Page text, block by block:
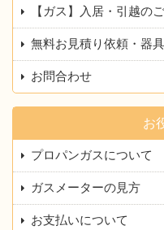
【ガス】入居・引越の
無料お見積り依頼・器
お問合わせ
お
プロパンガスについて
ガスメーターの見方
お支払いについて